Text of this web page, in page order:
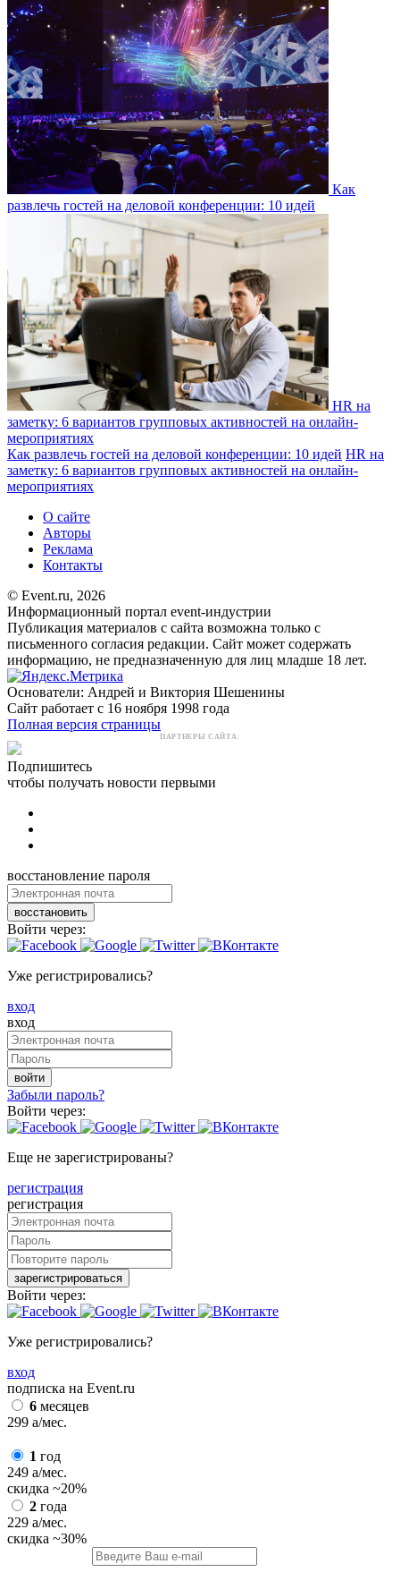
Как
развлечь гостей на деловой конференции: 10 идей
HR на
заметку: 6 вариантов групповых активностей на онлайн-
мероприятиях
Как развлечь гостей на деловой конференции: 10 идей HR на
заметку: 6 вариантов групповых активностей на онлайн-
мероприятиях
О сайте
Авторы
Реклама
Контакты
© Event.ru, 2026
Информационный портал event-индустрии
Публикация материалов с сайта возможна только с
письменного согласия редакции. Сайт может содержать
информацию, не предназначенную для лиц младше 18 лет.
Основатели: Андрей и Виктория Шешенины
Сайт работает с 16 ноября 1998 года
Полная версия страницы
ПАРТНЕРЫ САЙТА:
Подпишитесь
чтобы получать новости первыми
восстановление пароля
восстановить
Войти через:
Уже регистрировались?
вход
вход
войти
Забыли пароль?
Войти через:
Еще не зарегистрированы?
регистрация
регистрация
зарегистрироваться
Войти через:
Уже регистрировались?
вход
подписка на Event.ru
6 месяцев
299 a/мес.
1 год
249 a/мес.
скидка ~20%
2 года
229 a/мес.
скидка ~30%